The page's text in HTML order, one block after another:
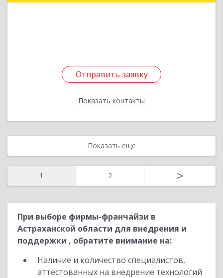
Отправить заявку
Показать контакты
Отправить заявку
Назад
Показать еще
1 2 >
При выборе фирмы-франчайзи в
Астраханской области для внедрения и
поддержки , обратите внимание на:
Наличие и количество специалистов,
аттестованных на внедрение технологий